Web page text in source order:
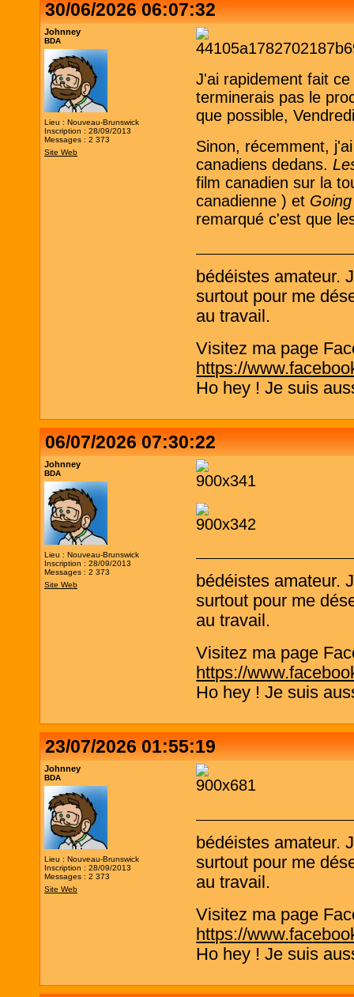
30/06/2026 06:07:32
Johnney
BDA
Lieu : Nouveau-Brunswick
Inscription : 28/09/2013
Messages : 2 373
Site Web
J'ai rapidement fait
terminerais pas le
que possible,
Sinon, récemment,
canadiens dedans.
film canadien sur la
canadienne ) et
remarqué c'est que
bédéistes amateur.
surtout pour me
au travail.
Visitez ma page
https://
Ho hey ! Je suis
06/07/2026 07:30:22
Johnney
BDA
Lieu : Nouveau-Brunswick
Inscription : 28/09/2013
Messages : 2 373
Site Web
bédéistes amateur.
surtout pour me
au travail.
Visitez ma page
https://
Ho hey ! Je suis
23/07/2026 01:55:19
Johnney
BDA
Lieu : Nouveau-Brunswick
Inscription : 28/09/2013
Messages : 2 373
Site Web
bédéistes amateur.
surtout pour me
au travail.
Visitez ma page
https://
Ho hey ! Je suis